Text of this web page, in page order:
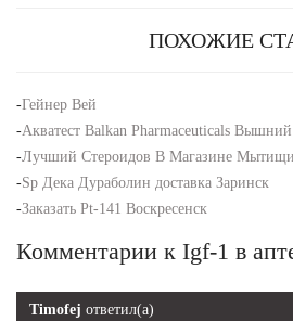
ПОХОЖИЕ
-Гейнер Вей
-Акватест Balkan Pharmaceuticals
-Лучший Стероидов В Магазине Мытищи
-Sp Дека Дураболин доставка Заринск
-Заказать Pt-141 Воскресенск
Комментарии к Igf-1 в
Timofej ответил(а)